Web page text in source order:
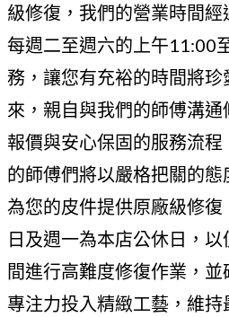
級修復，我們的營業時間
每週二至週六的上午11:00
務，讓您有充裕的時間將
來，親自與我們的師傅溝通
報價與安心保固的服務流
的師傅們將以嚴格把關的態
為您的皮件提供原廠級修
日及週一為本店公休日，
間進行高難度修復作業，
專注力投入精緻工藝，維